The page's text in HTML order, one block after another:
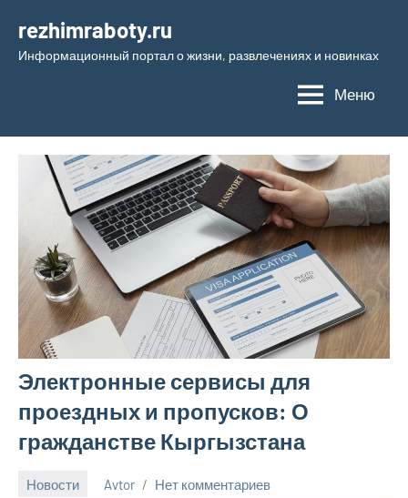
содержимому
rezhimraboty.ru
Информационный портал о жизни, развлечениях и новинках
Меню
Электронные сервисы для
проездных и пропусков: О
гражданстве Кыргызстана
Новости Avtor Нет комментариев